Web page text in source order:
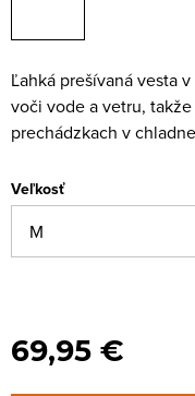
Ľahká prešívaná vesta
voči vode a vetru,
prechádzkach v
Veľkosť
69,95 €